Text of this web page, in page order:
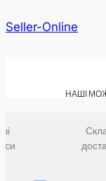
Seller-Online
НАШІ